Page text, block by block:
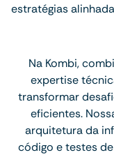
estratégias
Na Kombi,
expertise
transformar
eficientes.
arquitetura da
código e testes